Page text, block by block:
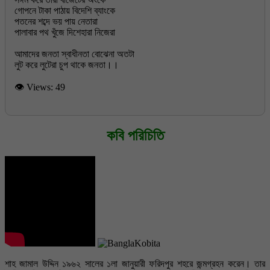
গোপনে টাকা পাঠায় বিদেশি ব্যাংকে
পতনের শব্দে ভয় পায় নেতারা
পালাবার পথ খুঁজে দিশেহারা নিজেরা
আমাদের জনতা স্বাধীনতা বোঝেনা অতটা
লুট করে লুটেরা চুপ থাকে জনতা।।
👁 Views: 49
কবি পরিচিতি
শাহ জামাল উদ্দিন ১৯৬২ সালের ১লা জানুয়ারী ফরিদপুর শহরে জন্মগ্রহন করেন। তার